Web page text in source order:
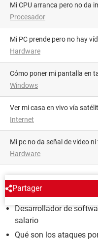
Mi CPU arranca pero no da
Procesador
Mi PC prende pero no hay
Hardware
Cómo poner mi pantalla en
Windows
Ver mi casa en vivo vía
Internet
mi pc no da señal de video
Hardware
Partager
ENCICLOPEDIA
Desarrollador de
salario
Qué son los ataques